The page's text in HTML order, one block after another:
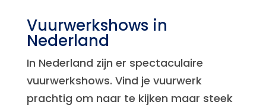
Vuurwerkshows in
Nederland
In Nederland zijn er spectaculaire
vuurwerkshows. Vind je vuurwerk
prachtig om naar te kijken maar steek